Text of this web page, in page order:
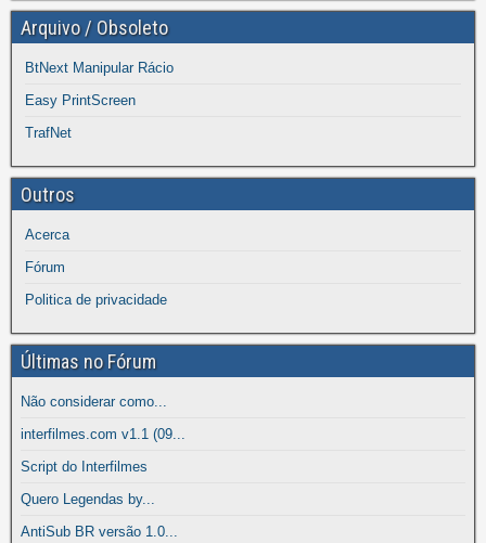
Arquivo / Obsoleto
BtNext Manipular Rácio
Easy PrintScreen
TrafNet
Outros
Acerca
Fórum
Politica de privacidade
Últimas no Fórum
Não considerar como...
interfilmes.com v1.1 (09...
Script do Interfilmes
Quero Legendas by...
AntiSub BR versão 1.0...